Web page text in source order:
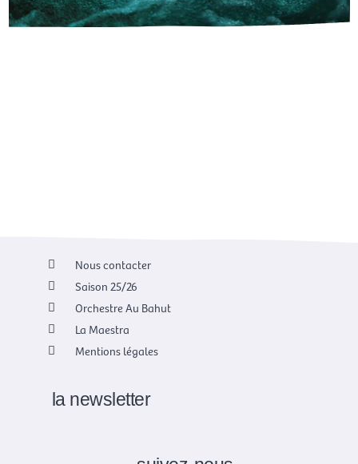
Nous contacter
Saison 25/26
Orchestre Au Bahut
La Maestra
Mentions légales
la newsletter